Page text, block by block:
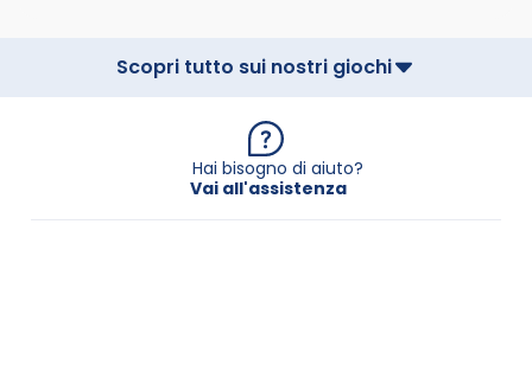
Scopri tutto sui nostri giochi
Hai bisogno di aiuto?
Vai all'assistenza